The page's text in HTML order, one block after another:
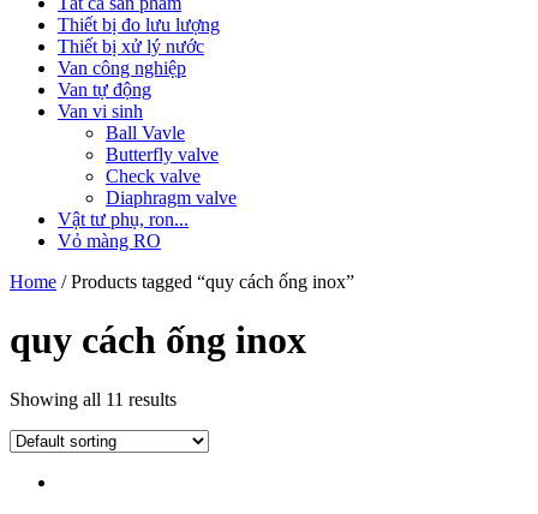
Thiết bị đo lưu lượng
Thiết bị xử lý nước
Van công nghiệp
Van tự động
Van vi sinh
Ball Vavle
Butterfly valve
Check valve
Diaphragm valve
Vật tư phụ, ron...
Vỏ màng RO
Home / Products tagged “quy cách ống inox”
quy cách ống inox
Showing all 11 results